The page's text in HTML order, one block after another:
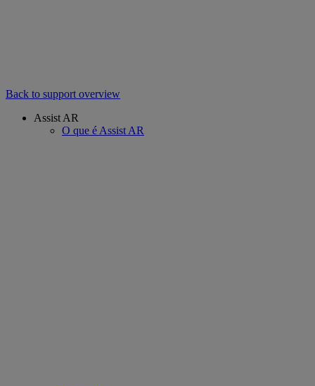
Back to support overview
Assist AR
O que é Assist AR